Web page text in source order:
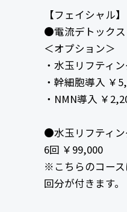
【フェイシャル】
●電流デトックス
＜オプション＞
・水玉リフティ
・幹細胞導入 ￥
・NMN導入 ￥
●水玉リフティン
6回 ￥99,000
※こちらのコー
回分が付きます。